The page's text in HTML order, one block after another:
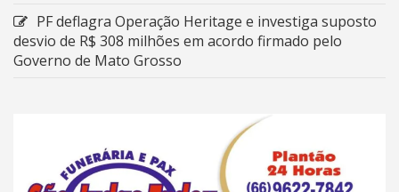
PF deflagra Operação Heritage e investiga suposto
desvio de R$ 308 milhões em acordo firmado pelo
Governo de Mato Grosso